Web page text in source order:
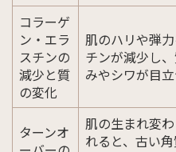
コラーゲ
ン・エラ
スチンの
減少と質
の変化
肌のハリや弾
チンが減少し
みやシワが目立
ターンオ
肌の生まれ変
れると、古い